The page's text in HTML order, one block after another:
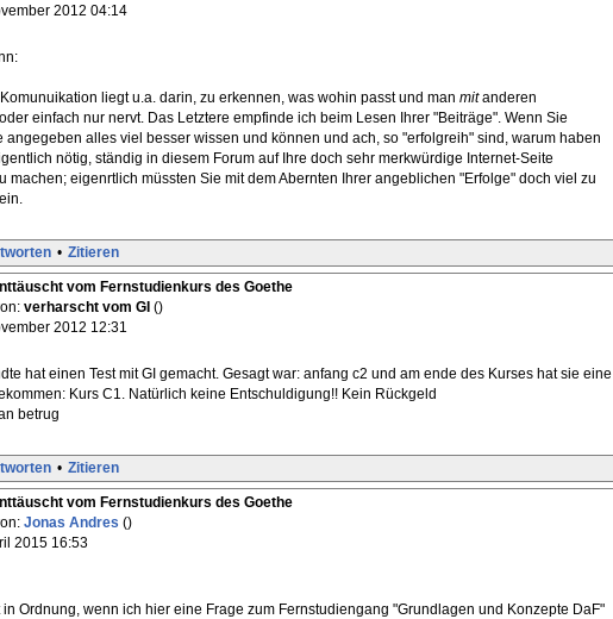
2012 04:14
liegt u.a. darin, zu erkennen, was wohin passt und man mitanderen
einfach nur nervt. Das Letztere empfinde ich beim Lesen Ihrer "Beiträge". Wenn Sie
angegeben alles viel besser wissen und können und ach, so "erfolgreih" sind, warum haben
nötig, ständig in diesem Forum auf Ihre doch sehr merkwürdige Internet-Seite
machen; eigenrtlich müssten Sie mit dem Abernten Ihrer angeblichen "Erfolge" doch viel zu
• Zitieren
vom Fernstudienkurs des Goethe
verharscht vom GI ()
2012 12:31
hat einen Test mit GI gemacht. Gesagt war: anfang c2 und am ende des Kurses hat sie eine
Kurs C1. Natürlich keine Entschuldigung!! Kein Rückgeld
betrug
• Zitieren
vom Fernstudienkurs des Goethe
Jonas Andres ()
2015 16:53
in Ordnung, wenn ich hier eine Frage zum Fernstudiengang "Grundlagen und Konzepte DaF"